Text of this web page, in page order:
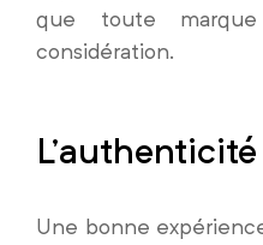
que toute
considération.
L’authenticité
Une bonne